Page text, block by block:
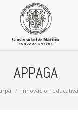
APPAGA
Innovacion educativa